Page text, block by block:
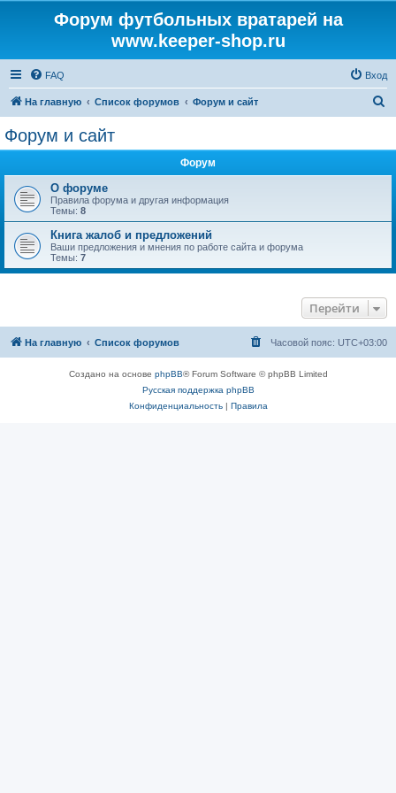
Форум футбольных вратарей на
www.keeper-shop.ru
FAQ Вход
На главную Список форумов Форум и сайт
Форум и сайт
Форум
О форуме
Правила форума и другая информация
Темы: 8
Книга жалоб и предложений
Ваши предложения и мнения по работе сайта и форума
Темы: 7
Перейти
На главную Список форумов Часовой пояс: UTC+03:00
Создано на основе phpBB® Forum Software © phpBB Limited
Русская поддержка phpBB
Конфиденциальность| Правила